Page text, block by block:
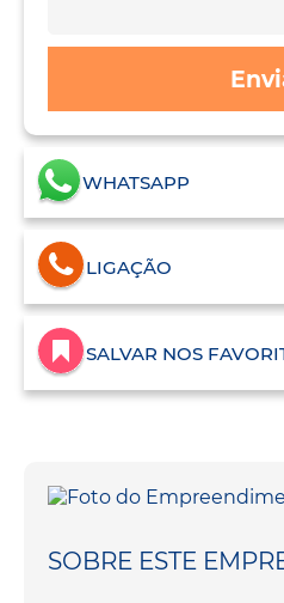
WHATSAPP
LIGAÇÃO
SALVAR NOS
SOBRE ESTE